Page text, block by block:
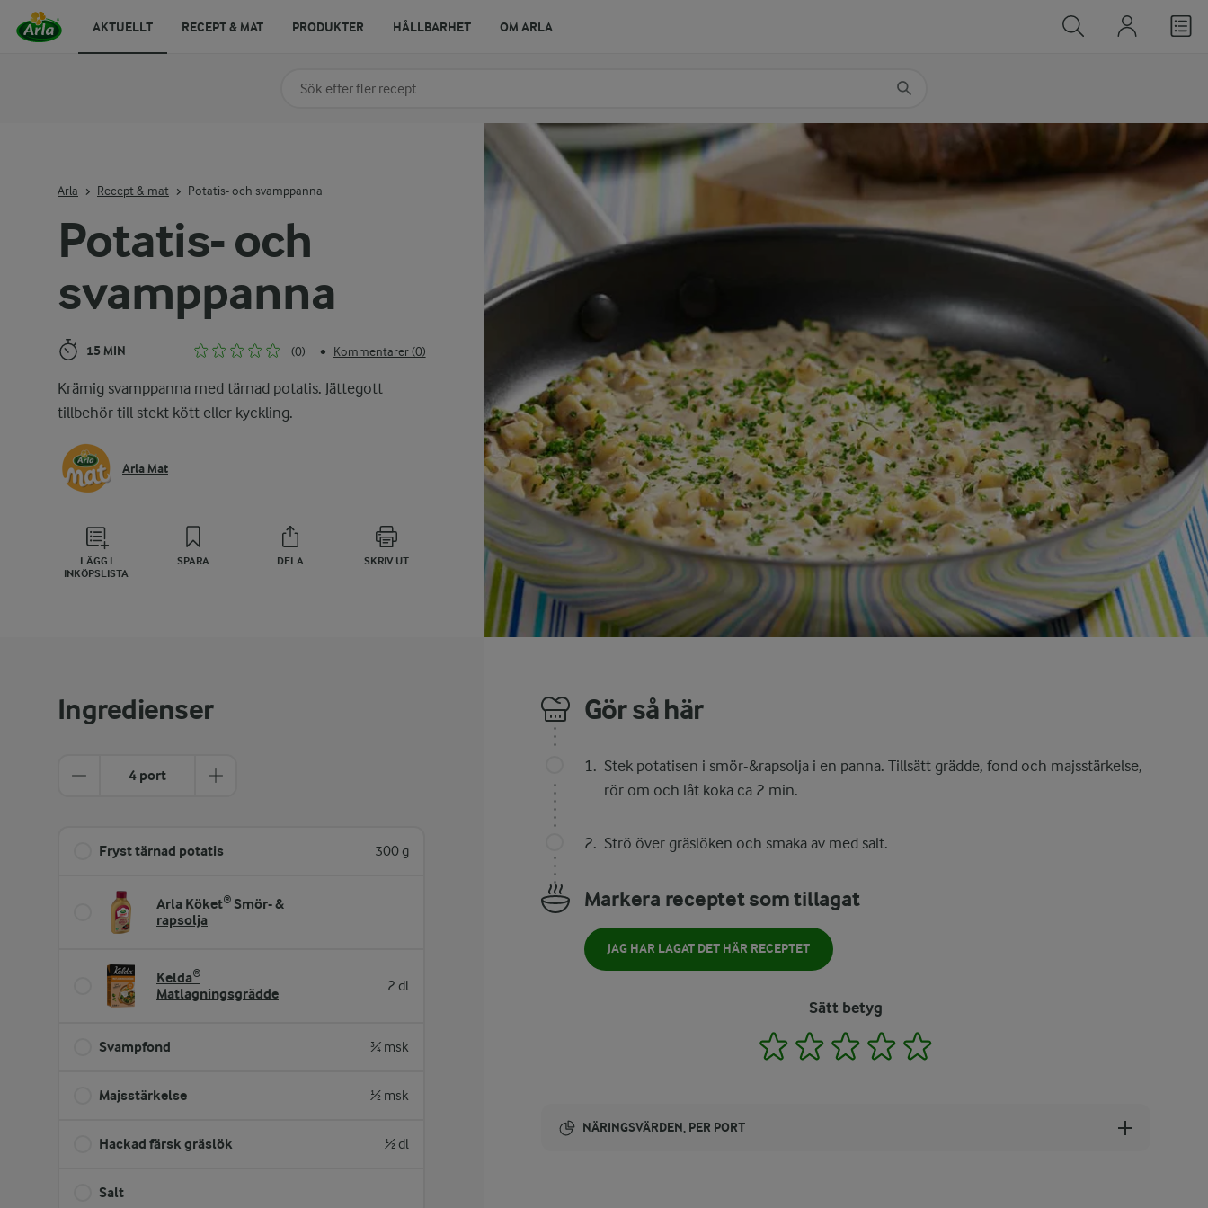
Potatis- och
svamppanna
15 MIN (0) • Kommentarer (0)
Krämig svamppanna med tärnad potatis. Jättegott
tillbehör till stekt kött eller kyckling.
Arla Mat
LÄGG I
INKÖPSLISTA
SPARA DELA SKRIV UT
Arla Recept & mat Potatis- och svamppanna
Ingredienser
4 port
Fryst tärnad potatis 300 g
Arla Köket® Smör- &
rapsolja
Kelda®
Matlagningsgrädde
2 dl
Svampfond ¾ msk
Majsstärkelse ½ msk
Hackad färsk gräslök ½ dl
Salt
Gör så här
Stek potatisen i smör-&rapsolja i en panna. Tillsätt grädde, fond och majsstärkelse,
rör om och låt koka ca 2 min.
Strö över gräslöken och smaka av med salt.
Markera receptet som tillagat
JAG HAR LAGAT DET HÄR RECEPTET
Sätt betyg
1 2 3 4
NÄRINGSVÄRDEN, PER PORT
Sök på kategori eller ingrediens
AKTUELLT RECEPT & MAT PRODUKTER HÅLLBARHET OM ARLA